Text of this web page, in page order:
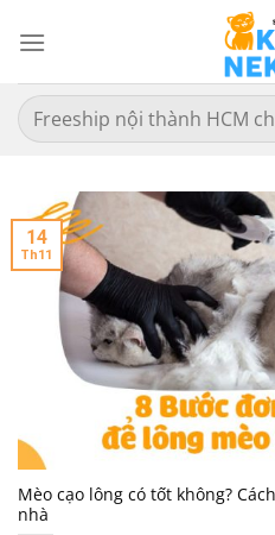
đến
dung
Search
for:
Mèo cạo lông có tốt không?
nhà
14
Th11